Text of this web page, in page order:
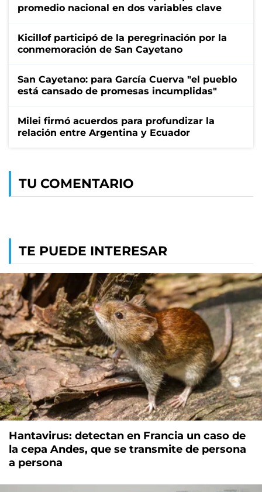
promedio nacional en dos variables clave
Kicillof participó de la peregrinación por la
conmemoración de San Cayetano
San Cayetano: para García Cuerva "el pueblo
está cansado de promesas incumplidas"
Milei firmó acuerdos para profundizar la
relación entre Argentina y Ecuador
TU COMENTARIO
TE PUEDE INTERESAR
Hantavirus: detectan en Francia un caso de
la cepa Andes, que se transmite de persona
a persona